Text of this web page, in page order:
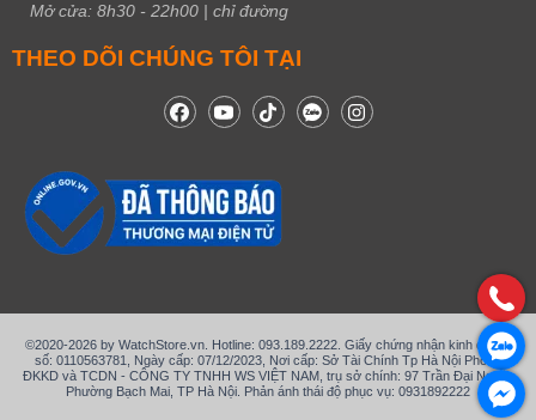
Mở cửa: 8h30 - 22h00 | chỉ đường
THEO DÕI CHÚNG TÔI TẠI
©2020-2026 by WatchStore.vn. Hotline: 093.189.2222. Giấy chứng nhận kinh doanh
số: 0110563781, Ngày cấp: 07/12/2023, Nơi cấp: Sở Tài Chính Tp Hà Nội Phòng
ĐKKD và TCDN - CÔNG TY TNHH WS VIỆT NAM, trụ sở chính: 97 Trần Đại Nghĩa,
Phường Bạch Mai, TP Hà Nội. Phản ánh thái độ phục vụ: 0931892222